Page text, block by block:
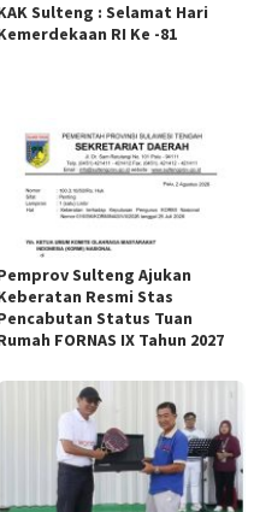
Sulteng : Selamat Hari
RI Ke -81
Sulteng Ajukan
Resmi Stas
Status Tuan
FORNAS IX Tahun 2027